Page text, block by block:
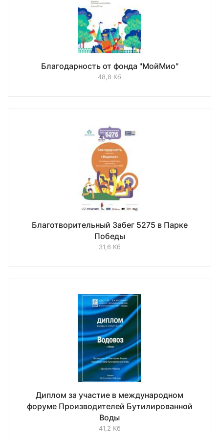
Благодарность от фонда "МойМио"
48,8 Кб
Благотворительный Забег 5275 в Парке
Победы
31,6 Кб
Диплом за участие в международном
форуме Производителей Бутилированной
Воды
41,2 Кб